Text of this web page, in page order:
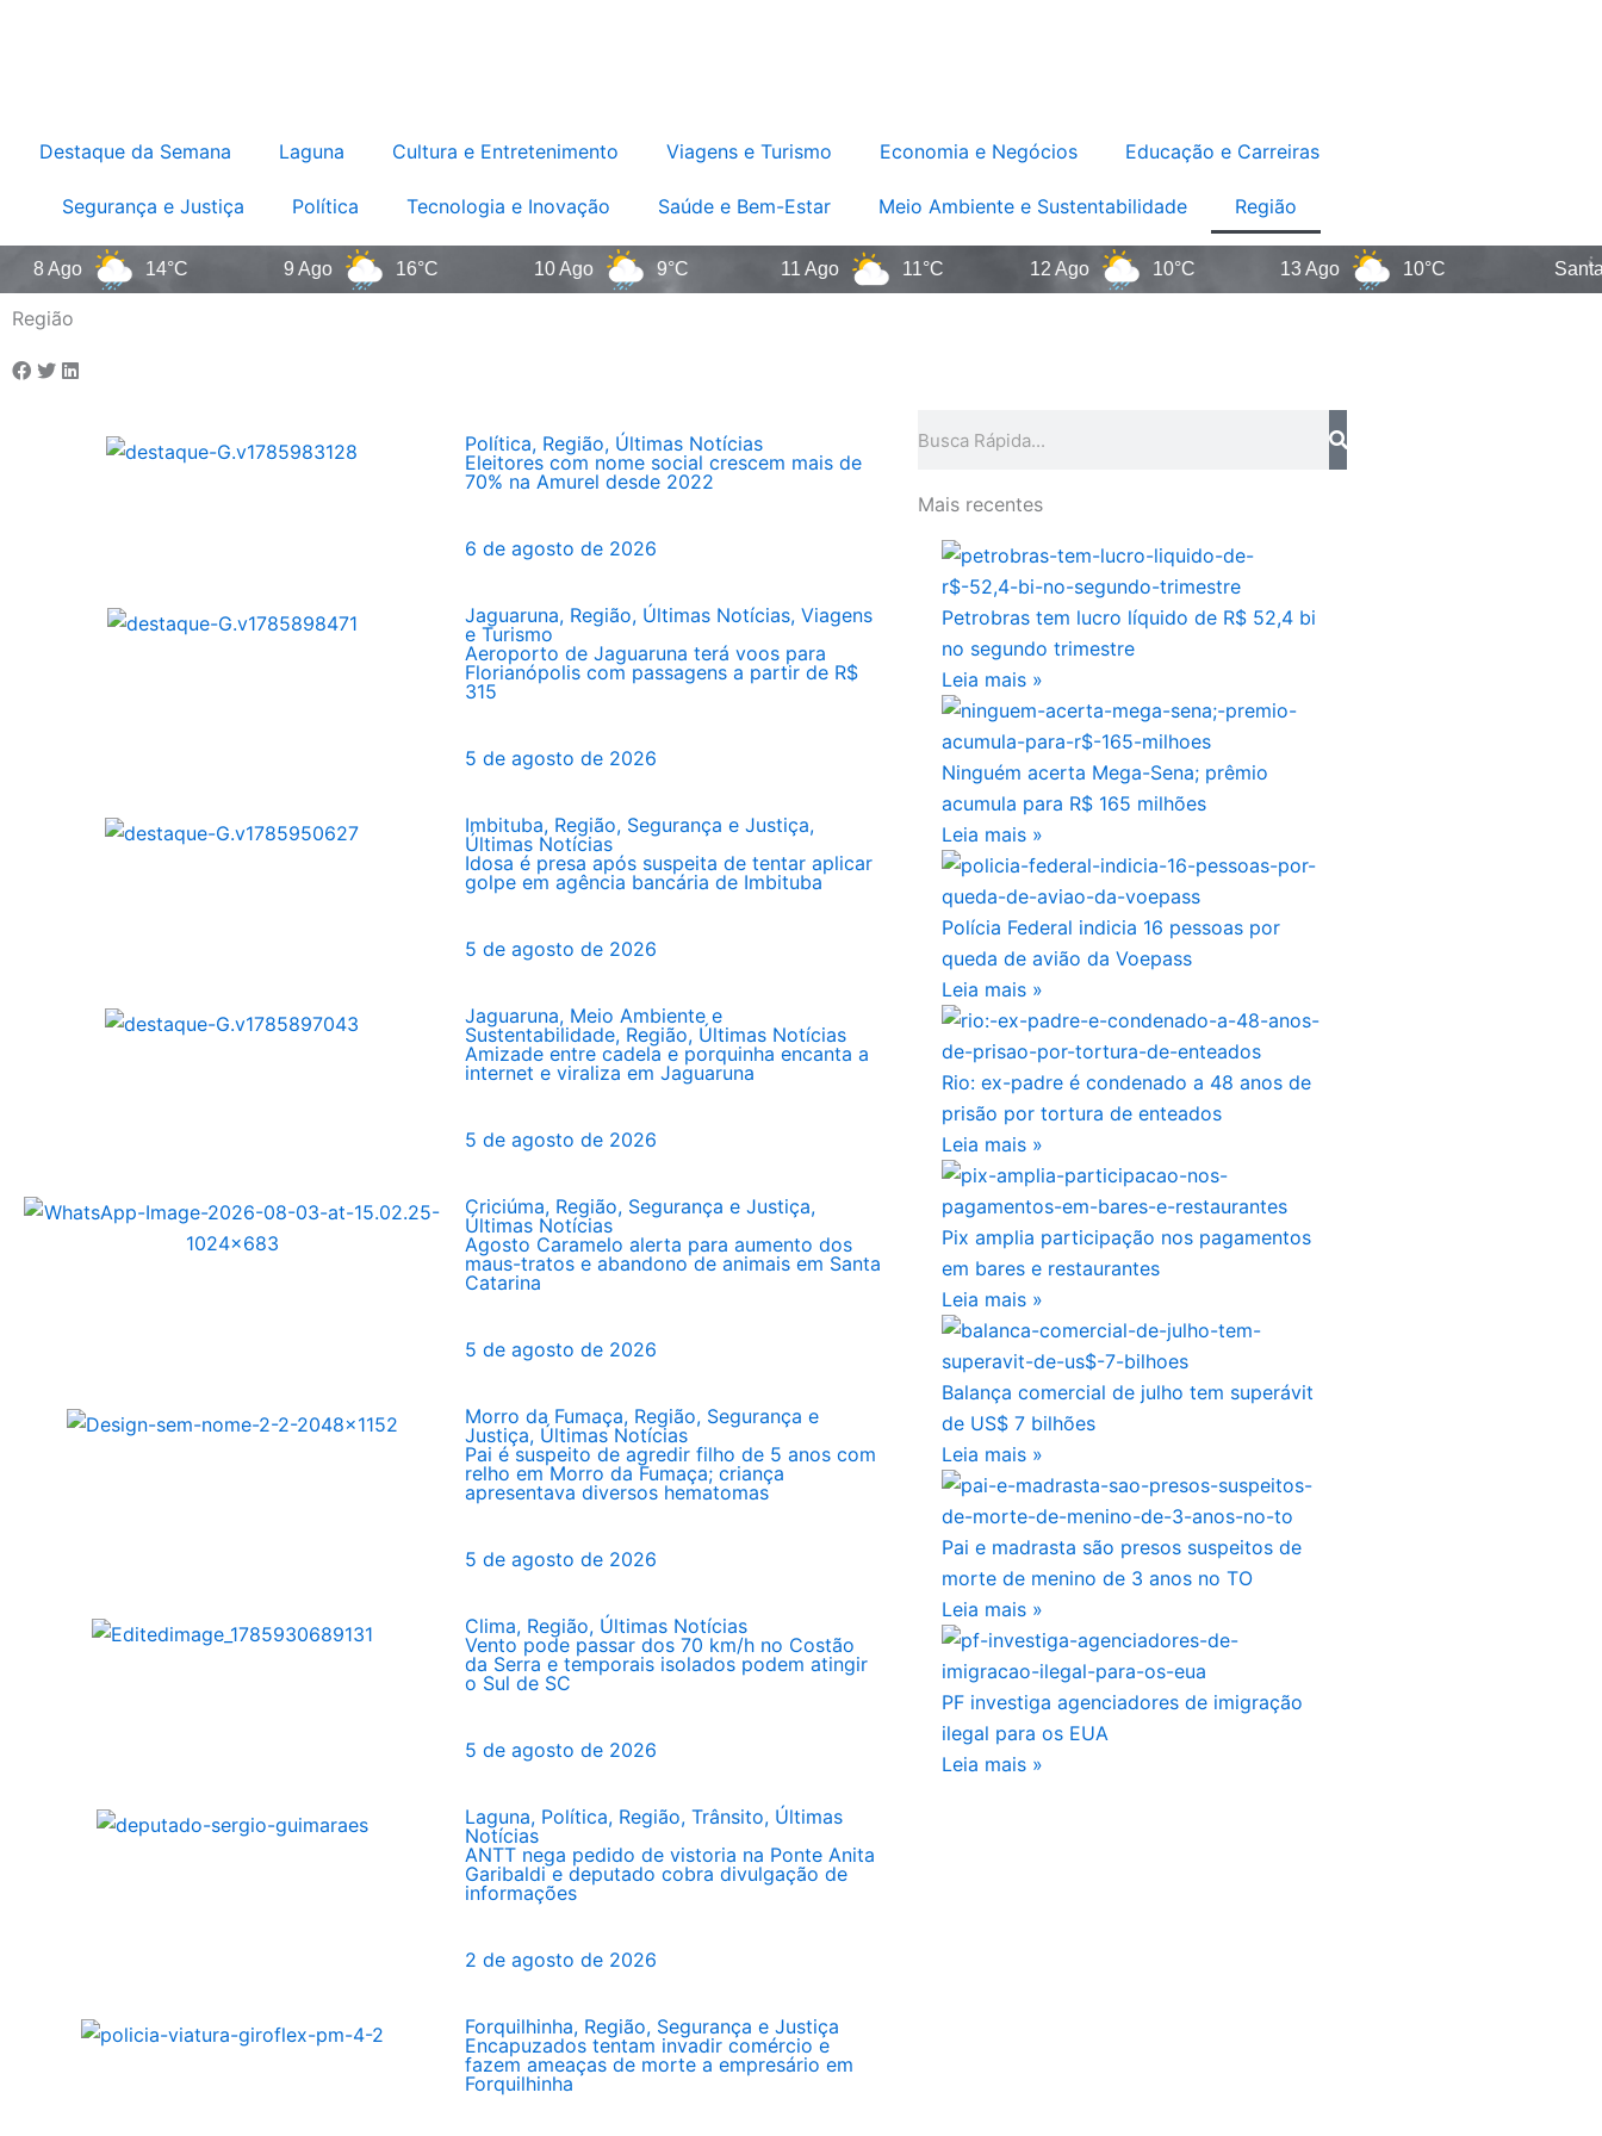
Destaque da Semana Laguna Cultura e Entretenimento Viagens e Turismo Economia e Negócios Educação e Carreiras
Segurança e Justiça Política Tecnologia e Inovação Saúde e Bem-Estar Meio Ambiente e Sustentabilidade Região
14°C 16°C 10 Ago 9°C 11 Ago 11°C 12 Ago 10°C 13 Ago 10°C Santa
Região
Política, Região, Últimas Notícias
Eleitores com nome social crescem mais de
70% na Amurel desde 2022
6 de agosto de 2026
Jaguaruna, Região, Últimas Notícias, Viagens
e Turismo
Aeroporto de Jaguaruna terá voos para
Florianópolis com passagens a partir de R$
315
5 de agosto de 2026
Imbituba, Região, Segurança e Justiça,
Últimas Notícias
Idosa é presa após suspeita de tentar aplicar
golpe em agência bancária de Imbituba
5 de agosto de 2026
Jaguaruna, Meio Ambiente e
Sustentabilidade, Região, Últimas Notícias
Amizade entre cadela e porquinha encanta a
internet e viraliza em Jaguaruna
5 de agosto de 2026
Criciúma, Região, Segurança e Justiça,
Últimas Notícias
Agosto Caramelo alerta para aumento dos
maus-tratos e abandono de animais em Santa
Catarina
5 de agosto de 2026
Morro da Fumaça, Região, Segurança e
Justiça, Últimas Notícias
Pai é suspeito de agredir filho de 5 anos com
relho em Morro da Fumaça; criança
apresentava diversos hematomas
5 de agosto de 2026
Clima, Região, Últimas Notícias
Vento pode passar dos 70 km/h no Costão
da Serra e temporais isolados podem atingir
o Sul de SC
5 de agosto de 2026
Laguna, Política, Região, Trânsito, Últimas
Notícias
ANTT nega pedido de vistoria na Ponte Anita
Garibaldi e deputado cobra divulgação de
informações
2 de agosto de 2026
Forquilhinha, Região, Segurança e Justiça
Encapuzados tentam invadir comércio e
fazem ameaças de morte a empresário em
Forquilhinha
Mais recentes
Petrobras tem lucro líquido de R$ 52,4 bi
no segundo trimestre
Leia mais »
Ninguém acerta Mega-Sena; prêmio
acumula para R$ 165 milhões
Leia mais »
Polícia Federal indicia 16 pessoas por
queda de avião da Voepass
Leia mais »
Rio: ex-padre é condenado a 48 anos de
prisão por tortura de enteados
Leia mais »
Pix amplia participação nos pagamentos
em bares e restaurantes
Leia mais »
Balança comercial de julho tem superávit
de US$ 7 bilhões
Leia mais »
Pai e madrasta são presos suspeitos de
morte de menino de 3 anos no TO
Leia mais »
PF investiga agenciadores de imigração
ilegal para os EUA
Leia mais »